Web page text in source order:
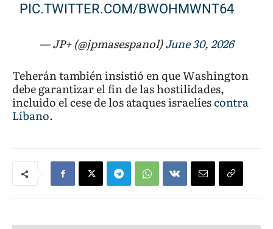
PIC.TWITTER.COM/BWOHMWNT64
— JP+ (@jpmasespanol)June 30, 2026
Teherán también insistió en que Washington
debe garantizar el fin de las hostilidades,
incluido el cese de los ataques israelíescontra
Líbano.